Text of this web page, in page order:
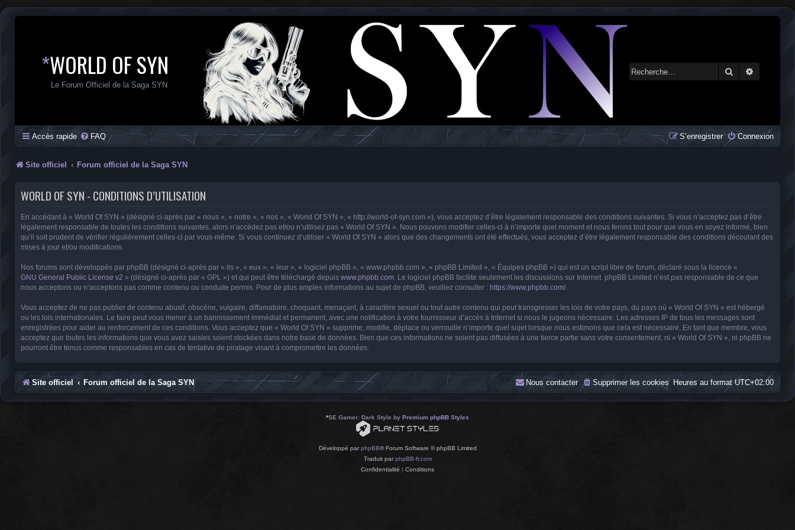
*WORLD OF SYN
Le Forum Officiel de la Saga SYN
Rechercher
Accès rapide FAQ Connexion
S’enregistrer
Site officiel Forum officiel de la Saga SYN
WORLD OF SYN - CONDITIONS D’UTILISATION
En accédant à « World Of SYN » (désigné ci-après par « nous », « notre », « nos », « World Of SYN », « http://world-of-syn.com »), vous acceptez d’être légalement responsable des conditions suivantes. Si vous n’acceptez pas d’être
légalement responsable de toutes les conditions suivantes, alors n’accédez pas et/ou n’utilisez pas « World Of SYN ». Nous pouvons modifier celles-ci à n’importe quel moment et nous ferons tout pour que vous en soyez informé, bien
qu’il soit prudent de vérifier régulièrement celles-ci par vous-même. Si vous continuez d’utiliser « World Of SYN » alors que des changements ont été effectués, vous acceptez d’être légalement responsable des conditions découlant des
mises à jour et/ou modifications.
Nos forums sont développés par phpBB (désigné ci-après par « ils », « eux », « leur », « logiciel phpBB », « www.phpbb.com », « phpBB Limited », « Équipes phpBB ») qui est un script libre de forum, déclaré sous la licence «
GNU General Public License v2 » (désigné ci-après par « GPL ») et qui peut être téléchargé depuis www.phpbb.com . Le logiciel phpBB facilite seulement les discussions sur Internet. phpBB Limited n’est pas responsable de ce que
nous acceptons ou n’acceptons pas comme contenu ou conduite permis. Pour de plus amples informations au sujet de phpBB, veuillez consulter : https://www.phpbb.com/.
Vous acceptez de ne pas publier de contenu abusif, obscène, vulgaire, diffamatoire, choquant, menaçant, à caractère sexuel ou tout autre contenu qui peut transgresser les lois de votre pays, du pays où « World Of SYN » est hébergé
ou les lois internationales. Le faire peut vous mener à un bannissement immédiat et permanent, avec une notification à votre fournisseur d’accès à Internet si nous le jugeons nécessaire. Les adresses IP de tous les messages sont
enregistrées pour aider au renforcement de ces conditions. Vous acceptez que « World Of SYN » supprime, modifie, déplace ou verrouille n’importe quel sujet lorsque nous estimons que cela est nécessaire. En tant que membre, vous
acceptez que toutes les informations que vous avez saisies soient stockées dans notre base de données. Bien que ces informations ne soient pas diffusées à une tierce partie sans votre consentement, ni « World Of SYN », ni phpBB ne
pourront être tenus comme responsables en cas de tentative de piratage visant à compromettre les données.
Site officiel Forum officiel de la Saga SYN Heures au formatUTC+02:00
Supprimer les cookies
Nous contacter
*SE Gamer: Dark Style by Premium phpBB Styles
Développé parphpBB® Forum Software © phpBB Limited
Traduit parphpBB-fr.com
Confidentialité | Conditions